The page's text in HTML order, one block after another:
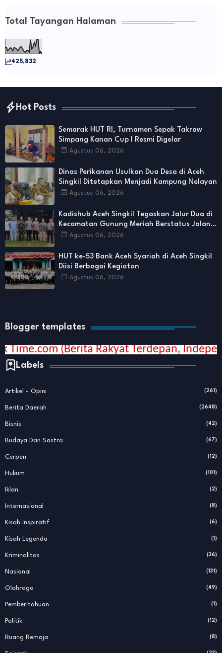
Total Tayangan Halaman
425,832
Hot Posts
Semarak HUT RI, Turnamen Sepak Takraw
Simpang Kanan Cup I Resmi Digelar
Agustus 06, 2026
Dinas Perikanan Usulkan Dua Desa di Aceh
Singkil Ditetapkan Menjadi Kampung Nelayan
Agustus 06, 2026
Kadishub Aceh Singkil Tegaskan Jalur Dua di
Kecamatan Gunung Meriah Berstatus Jalan
Provinsi
Agustus 06, 2026
HUT ke-53 Bank Aceh Syariah di Aceh Singkil
Diisi Berbagai Kegiatan
Agustus 06, 2026
Blogger templates
Rakyat Terdepan, Independen,
Labels
Artikel - Opini (261)
Berita Daerah (2648)
Bisnis (42)
Budaya Dan Sastra (67)
Cerpen (12)
Hukum (101)
Iklan (2)
Internasional (8)
Kisah Inspiratif (6)
Kisah Legenda (1)
Kriminalitas (36)
Nasional (131)
Olahraga (49)
Pemberitahuan (1)
Politik (12)
Ruang Remaja (8)